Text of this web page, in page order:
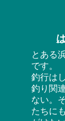
とある
です。
釣行は
釣り関
ない。
たちに